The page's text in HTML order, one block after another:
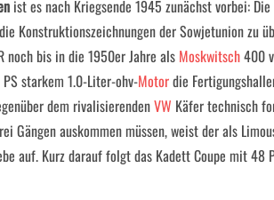
ist es nach Kriegsende 1945 zunächst vorbei:
Konstruktionszeichnungen der Sowjetunion zu
noch bis in die 1950er Jahre als Moskwitsch400
starkem 1.0-Liter-ohv-Motordie
dem rivalisierendenVW Käfer technisch
Gängen auskommen müssen, weist der als
auf. Kurz darauf folgt das Kadett Coupe mit 48